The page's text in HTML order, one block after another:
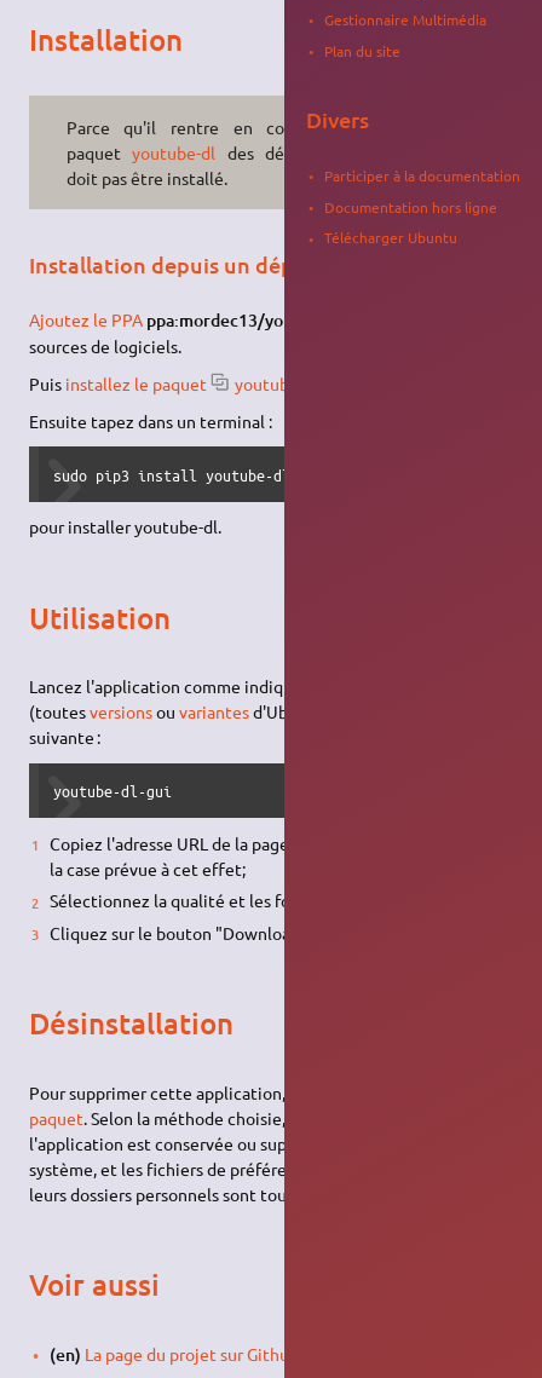
Installation
Parce qu'il rentre en conflit, le
paquetyoutube-dl des dépôts ne
doit pas être installé.
Installation depuis un dépôt ppa
Ajoutez le PPA ppa:mordec13/youtubedl-gui
sources de logiciels.
Puis installez le paquet
youtubedl-gui
Ensuite tapez dans un terminal :
sudo pip3 install youtube-dl
pour installer youtube-dl.
Utilisation
Lancez l'application comme indiqué
(toutesversionsouvariantesd'Ubuntu) avec la
suivante :
youtube-dl-gui
Copiez l'adresse URL de la page de la vidéo et collez-la dans
la case prévue à cet effet;
Sélectionnez la qualité et les formats audio et vidéo;
Cliquez sur le bouton "Download".
Désinstallation
Pour supprimer cette application, il suffit de
paquet. Selon la méthode choisie, la configuration globale de
l'application est conservée ou supprimée. Les journaux du
système, et les fichiers de préférence des utilisateurs dans
leurs dossiers personnels sont toujours conservés.
Voir aussi
(en) La page du projet sur Github
Gestionnaire Multimédia
Plan du site
Divers
Participer à la documentation
Documentation hors ligne
Télécharger Ubuntu